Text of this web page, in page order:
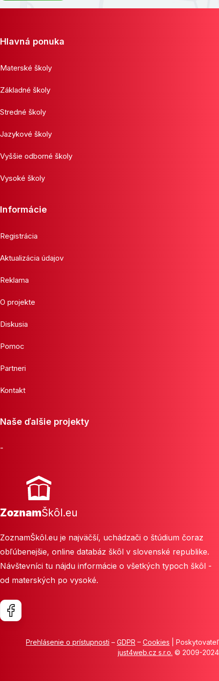
Hlavná ponuka
Materské školy
Základné školy
Stredné školy
Jazykové školy
Vyššie odborné školy
Vysoké školy
Informácie
Registrácia
Aktualizácia údajov
Reklama
O projekte
Diskusia
Pomoc
Partneri
Kontakt
Naše ďalšie projekty
-
ZoznamŠkôl.eu
ZoznamŠkôl.eu je najväčší, uchádzači o štúdium čoraz
obľúbenejšie, online databáz škôl v slovenské republike.
Návštevníci tu nájdu informácie o všetkých typoch škôl -
od materských po vysoké.
Prehlásenie o prístupnosti – GDPR – Cookies | Poskytovateľ
just4web.cz s.r.o. © 2009-2024